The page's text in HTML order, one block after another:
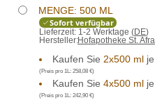
MENGE: 500 ML
Sofort verfügbar
Lieferzeit: 1-2 Werktage (DE)
Hersteller:Hofapotheke St. Afra
Kaufen Sie 2x500 ml je
(Preis pro 1L: 258,08 €)
Kaufen Sie 4x500 ml je
(Preis pro 1L: 242,90 €)